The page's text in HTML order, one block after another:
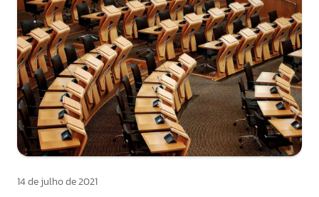
14 de julho de 2021